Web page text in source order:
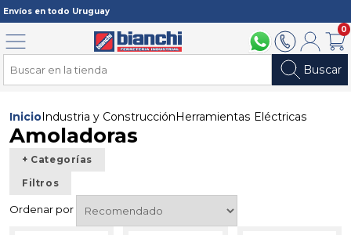
Envíos en todo Uruguay
094 211 1122902 2902Mi cuenta
0
Buscar
Menú
Inicio Industria y Construcción Herramientas Eléctricas
Amoladoras
+ Categorías
Filtros
Ordenar por